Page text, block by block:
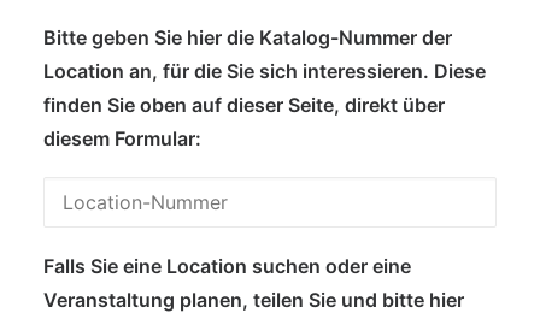
Bitte geben Sie hier die Katalog-Nummer der
Location an, für die Sie sich interessieren. Diese
finden Sie oben auf dieser Seite, direkt über
diesem Formular:
Falls Sie eine Location suchen oder eine
Veranstaltung planen, teilen Sie und bitte hier